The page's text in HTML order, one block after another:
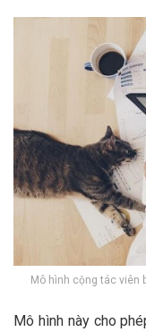
Mô hình cộng tác viên
Mô hình này cho